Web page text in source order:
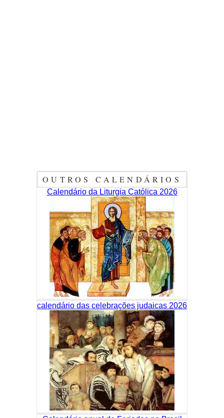
OUTROS CALENDÁRIOS
Calendário da Liturgia Católica 2026
calendário das celebrações judaicas 2026